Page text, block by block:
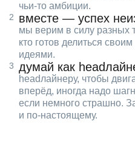
чьи‑то амбиции.
вместе — успех
мы верим в силу разных
кто готов делиться
идеями.
думай как
headлайнеру, чтобы
вперёд, иногда надо
если немного страшно.
и по‑настоящему.